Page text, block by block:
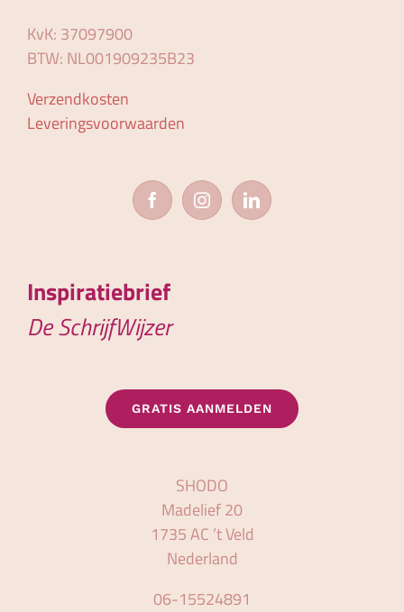
KvK: 37097900
BTW: NL001909235B23
Verzendkosten
Leveringsvoorwaarden
Inspiratiebrief
De SchrijfWijzer
GRATIS AANMELDEN
SHODO
Madelief 20
1735 AC ’t Veld
Nederland
06-15524891